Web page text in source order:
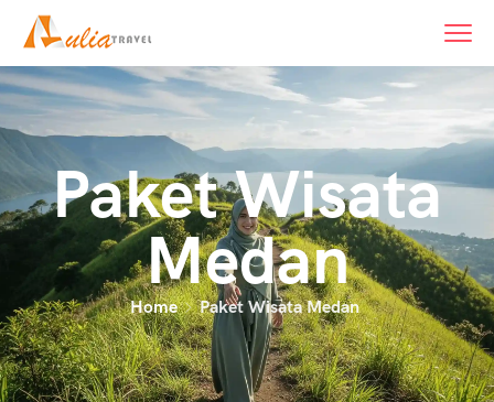
Paket Wisata
Medan
Home Paket Wisata Medan